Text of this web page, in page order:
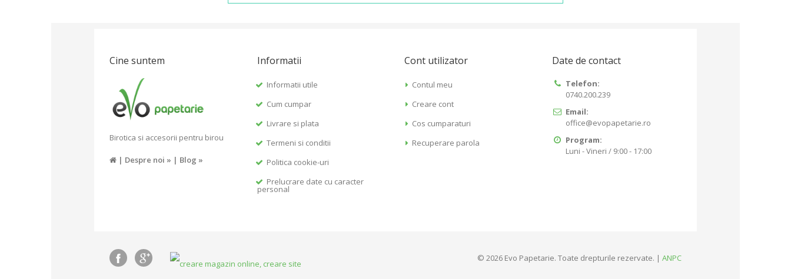
Cine suntem
Birotica si accesorii pentru birou
| Despre noi » | Blog »
Informatii
Informatii utile
Cum cumpar
Livrare si plata
Termeni si conditii
Politica cookie-uri
Prelucrare date cu caracter
personal
Cont utilizator
Contul meu
Creare cont
Cos cumparaturi
Recuperare parola
Date de contact
Telefon:
0740.200.239
Email:
office@evopapetarie.ro
Program:
Luni - Vineri / 9:00 - 17:00
© 2026 Evo Papetarie. Toate drepturile rezervate. | ANPC